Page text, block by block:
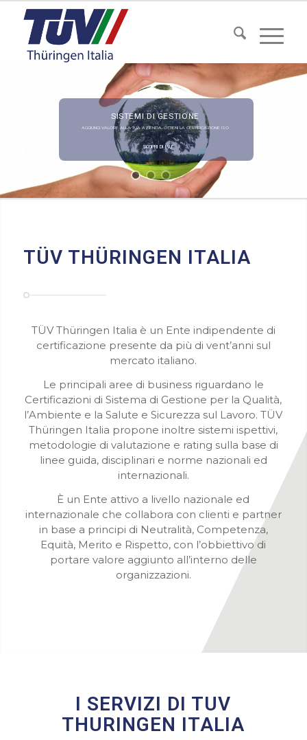
SISTEMI DI GESTIONE
AGGIUNGI VALORE ALLA TUA AZIENDA. OTTIENI LA CERTIFICAZIONE ISO
SCOPRI DI PIU'
TÜV THÜRINGEN ITALIA
TÜV Thüringen Italia è un Ente indipendente di
certificazione presente da più di vent’anni sul
mercato italiano.
Le principali aree di business riguardano le
Certificazioni di Sistema di Gestione per la Qualità,
l’Ambiente e la Salute e Sicurezza sul Lavoro. TÜV
Thüringen Italia propone inoltre sistemi ispettivi,
metodologie di valutazione e rating sulla base di
linee guida, disciplinari e norme nazionali ed
internazionali.
È​ un Ente attivo a livello nazionale ed
internazionale che collabora con clienti e partner
in base a principi di Neutralità, Competenza,
Equità, Merito e Rispetto, con l’obbiettivo di
portare valore aggiunto all’interno delle
organizzazioni.
I SERVIZI DI TUV
THURINGEN ITALIA